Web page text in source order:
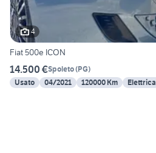
4
Fiat 500e ICON
14.500 €Spoleto(PG)
Usato
04/2021 120000 Km Elettrica